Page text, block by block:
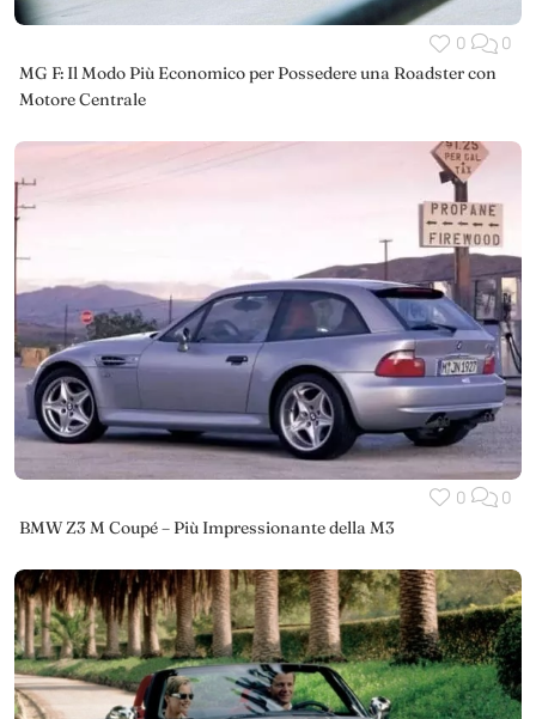
0 0
MG F: Il Modo Più Economico per Possedere una Roadster con
Motore Centrale
0 0
BMW Z3 M Coupé – Più Impressionante della M3